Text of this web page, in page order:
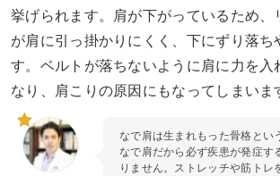
挙げられます。肩が下がっているため、
が肩に引っ掛かりにくく、下にずり落ち
す。ベルトが落ちないように肩に力を入
なり、肩こりの原因にもなってしまいま
なで肩は生まれもった骨格とい
なで肩だから必ず疾患が発症す
りません。ストレッチや筋トレ